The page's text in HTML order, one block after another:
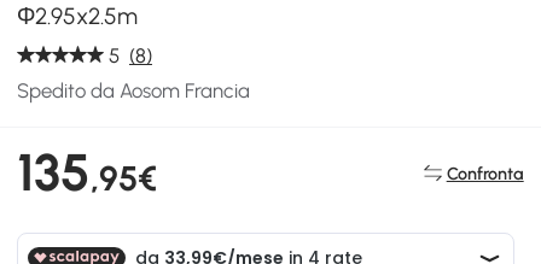
Φ2.95x2.5m
5 (8)
Spedito da Aosom Francia
135,95€ Confronta